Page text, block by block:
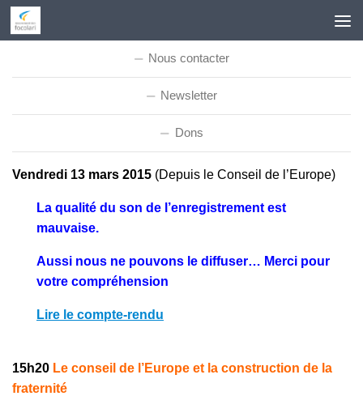
Skip to content
Nous contacter
Newsletter
Dons
Vendredi 13 mars 2015 (Depuis le Conseil de l’Europe)
La qualité du son de l’enregistrement est
mauvaise.
Aussi nous ne pouvons le diffuser… Merci pour
votre compréhension
Lire le compte-rendu
15h20 Le conseil de l’Europe et la construction de la
fraternité